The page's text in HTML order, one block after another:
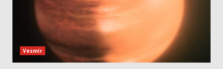
Vesmír